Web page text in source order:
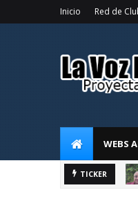
Inicio Red de
WEBS
TICKER